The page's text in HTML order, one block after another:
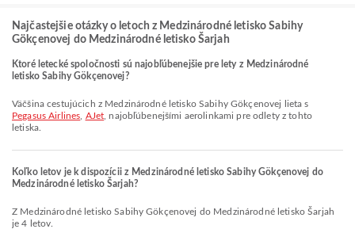
Najčastejšie otázky o letoch z Medzinárodné letisko Sabihy
Gökçenovej do Medzinárodné letisko Šarjah
Ktoré letecké spoločnosti sú najobľúbenejšie pre lety z Medzinárodné
letisko Sabihy Gökçenovej?
Väčšina cestujúcich z Medzinárodné letisko Sabihy Gökçenovej lieta s
Pegasus Airlines AJet , najobľúbenejšími aerolinkami pre odlety z tohto
letiska.
Koľko letov je k dispozícii z Medzinárodné letisko Sabihy Gökçenovej do
Medzinárodné letisko Šarjah?
Z Medzinárodné letisko Sabihy Gökçenovej do Medzinárodné letisko Šarjah
je 4 letov.